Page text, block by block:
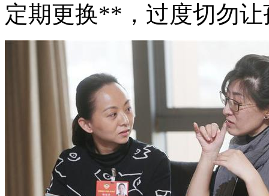
定期更换**，过度切勿